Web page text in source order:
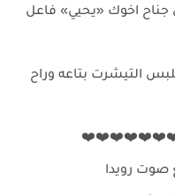
اخوك «يحيي» فاعل
التيشرت بتاعه وراح
صوت رويدا